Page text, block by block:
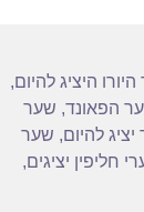
היציג להיום,
הפאונד, שער
להיום, שער
חליפין יציגים,